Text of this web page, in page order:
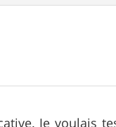
Je voulais